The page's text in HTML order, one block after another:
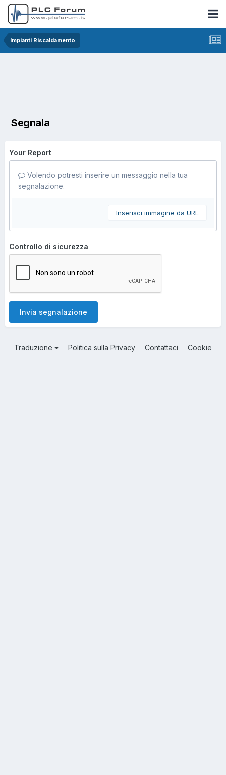
Impianti Riscaldamento
Segnala
Your Report
Volendo potresti inserire un messaggio nella tua
segnalazione.
Inserisci immagine da URL
Controllo di sicurezza
Invia segnalazione
Traduzione Politica sulla Privacy Contattaci Cookie